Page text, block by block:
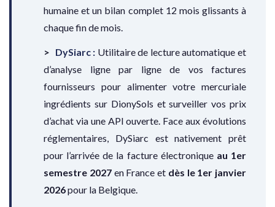
humaine et un bilan complet 12 mois glissants à
chaque fin de mois.
DySiarc : Utilitaire de lecture automatique et
d’analyse ligne par ligne de vos factures
fournisseurs pour alimenter votre mercuriale
ingrédients sur DionySols et surveiller vos prix
d’achat via une API ouverte. Face aux évolutions
réglementaires, DySiarc est nativement prêt
pour l’arrivée de la facture électronique au 1er
semestre 2027en France et dès le 1er janvier
2026pour la Belgique.